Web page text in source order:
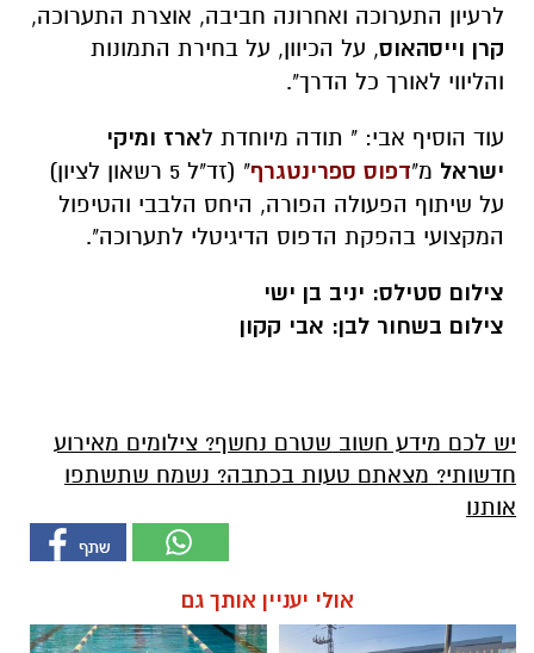
לרעיון התערוכה ואחרונה חביבה, אוצרת התערוכה,
קרן וייסהאוס, על הכיוון, על בחירת התמונות
והליווי לאורך כל הדרך".
עוד הוסיף אבי: " תודה מיוחדת לארז ומיקי
ישראל מ"דפוס ספרינטגרף
" (זד"ל 5 רשאון לציון)
על שיתוף הפעולה הפורה, היחס הלבבי והטיפול
המקצועי בהפקת הדפוס הדיגיטלי לתערוכה".
צילום סטילס: יניב בן ישי
צילום בשחור לבן: אבי קקון
יש לכם מידע חשוב שטרם נחשף? צילומים מאירוע
חדשותי? מצאתם טעות בכתבה? נשמח שתשתפו
אותנו
אולי יעניין אותך גם